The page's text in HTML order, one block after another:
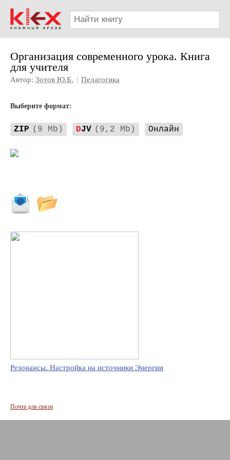
Организация современного урока. Книга
для учителя
Автор: Зотов Ю.Б. | Педагогика
Выберите формат:
ZIP (9 Mb) DJV (9,2 Mb) Онлайн
Резонансы. Настройка на источники Энергии
Почта для связи